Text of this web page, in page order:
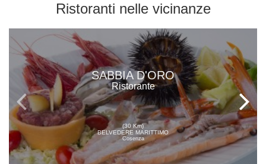
Ristoranti nelle vicinanze
SABBIA D'ORO
Ristorante
(30 Km)
BELVEDERE MARITTIMO
Cosenza